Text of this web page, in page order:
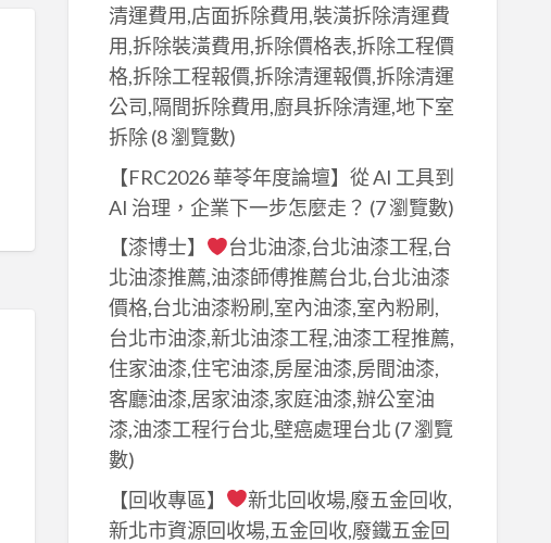
清運費用,店面拆除費用,裝潢拆除清運費
用,拆除裝潢費用,拆除價格表,拆除工程價
格,拆除工程報價,拆除清運報價,拆除清運
公司,隔間拆除費用,廚具拆除清運,地下室
拆除(8 瀏覽數)
【FRC2026 華苓年度論壇】從 AI 工具到
AI 治理，企業下一步怎麼走？ (7 瀏覽數)
【漆博士】
台北油漆,台北油漆工程,台
北油漆推薦,油漆師傅推薦台北,台北油漆
價格,台北油漆粉刷,室內油漆,室內粉刷,
台北市油漆,新北油漆工程,油漆工程推薦,
住家油漆,住宅油漆,房屋油漆,房間油漆,
客廳油漆,居家油漆,家庭油漆,辦公室油
漆,油漆工程行台北,壁癌處理台北 (7 瀏覽
數)
【回收專區】
新北回收場,廢五金回收,
新北市資源回收場,五金回收,廢鐵五金回